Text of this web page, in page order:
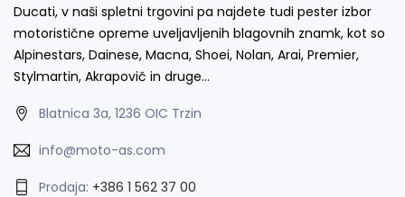
Ducati, v naši spletni trgovini pa najdete tudi pester izbor
motoristične opreme uveljavljenih blagovnih znamk, kot so
Alpinestars, Dainese, Macna, Shoei, Nolan, Arai, Premier,
Stylmartin, Akrapovič in druge…
Blatnica 3a, 1236 OIC Trzin
info@moto-as.com
Prodaja: +386 1 562 37 00